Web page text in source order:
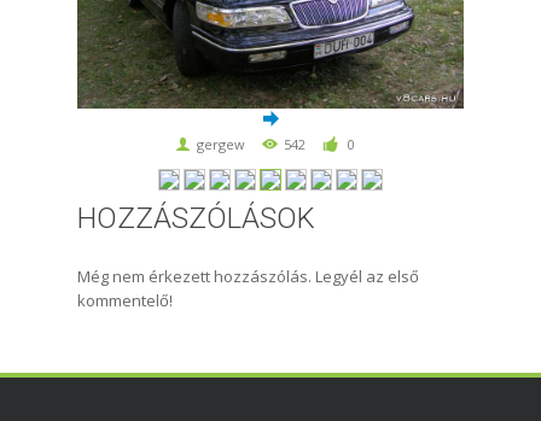
gergew 542 0
HOZZÁSZÓLÁSOK
Még nem érkezett hozzászólás. Legyél az első
kommentelő!